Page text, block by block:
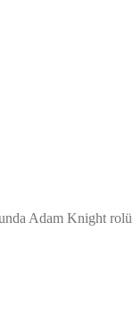
Adam Knight